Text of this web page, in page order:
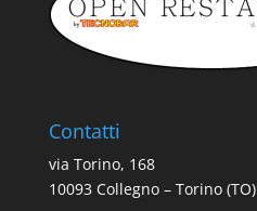
Contatti
via Torino, 168
10093 Collegno – Torino (TO)